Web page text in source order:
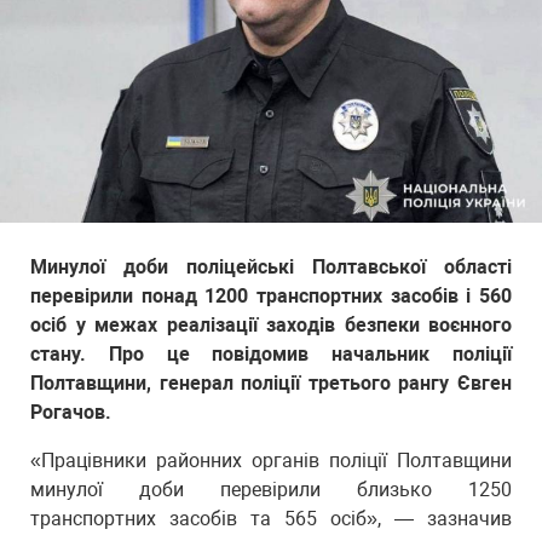
Минулої доби поліцейські Полтавської області
перевірили понад 1200 транспортних засобів і 560
осіб у межах реалізації заходів безпеки воєнного
стану. Про це повідомив начальник поліції
Полтавщини, генерал поліції третього рангу Євген
Рогачов.
«Працівники районних органів поліції Полтавщини
минулої доби перевірили близько 1250
транспортних засобів та 565 осіб», — зазначив